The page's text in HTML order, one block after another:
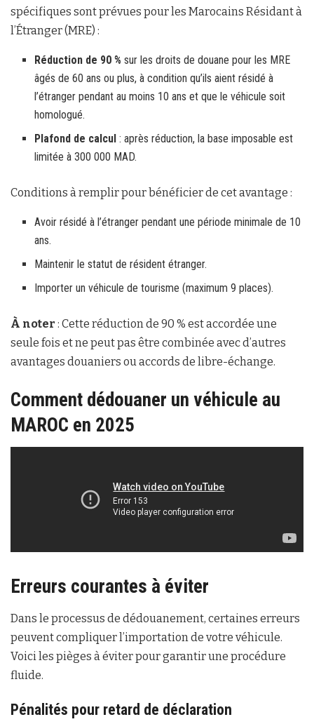
spécifiques sont prévues pour les Marocains Résidant à
l’Étranger (MRE) :
Réduction de 90 % sur les droits de douane pour les MRE
âgés de 60 ans ou plus, à condition qu’ils aient résidé à
l’étranger pendant au moins 10 ans et que le véhicule soit
homologué.
Plafond de calcul : après réduction, la base imposable est
limitée à 300 000 MAD.
Conditions à remplir pour bénéficier de cet avantage :
Avoir résidé à l’étranger pendant une période minimale de 10
ans.
Maintenir le statut de résident étranger.
Importer un véhicule de tourisme (maximum 9 places).
À noter : Cette réduction de 90 % est accordée une
seule fois et ne peut pas être combinée avec d’autres
avantages douaniers ou accords de libre-échange.
Comment dédouaner un véhicule au
MAROC en 2025
Erreurs courantes à éviter
Dans le processus de dédouanement, certaines erreurs
peuvent compliquer l’importation de votre véhicule.
Voici les pièges à éviter pour garantir une procédure
fluide.
Pénalités pour retard de déclaration